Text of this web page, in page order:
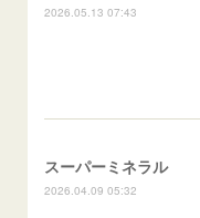
2026.05.13 07:43
スーパーミネラル
2026.04.09 05:32